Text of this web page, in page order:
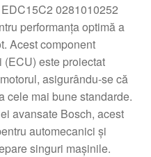
0281010252
performanța optimă a
Acest component
este proiectat
asigurându-se că
cele mai bune standarde.
avansate Bosch, acest
automecanici și
singuri mașinile.